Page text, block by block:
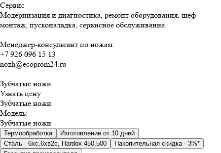
Сервис
Модернизация и диагностика, ремонт оборудования, шеф-
монтаж, пусконаладка, сервисное обслуживание.
Менеджер-консультант по ножам:
+7 926 096 15 13
nozh@ecoprom24.ru
Зубчатые ножи
Узнать цену
Зубчатые ножи
Модель:
Зубчатые ножи
Термообработка
Изготовление от 10 дней
Сталь - 6хс,6хв2с, Hardox 450,500
Накопительная скидка - 3%*